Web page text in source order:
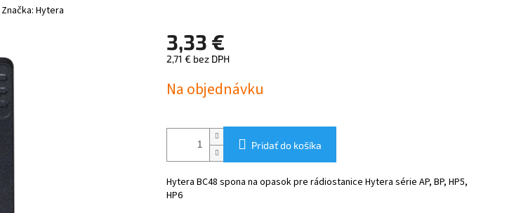
Značka:Hytera
3,33 €
2,71 € bez DPH
cena:
Na objednávku
Pridať do košíka
Hytera BC48 spona na opasok pre rádiostanice Hytera série AP, BP, HP5,
HP6